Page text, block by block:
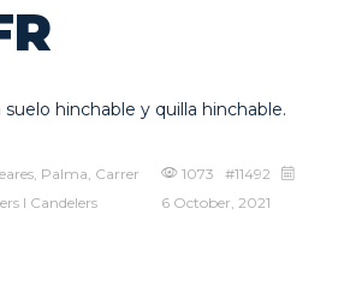
hinchable y quilla hinchable.
Palma, Carrer
I Candelers
1073 #11492
6 October, 2021